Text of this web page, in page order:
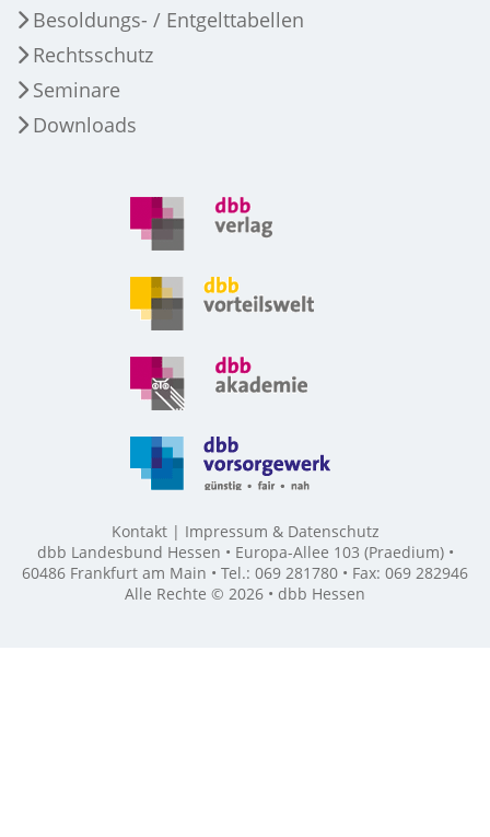
Besoldungs- / Entgelttabellen
Rechtsschutz
Seminare
Downloads
Kontakt
Impressum & Datenschutz
dbb Landesbund Hessen • Europa-Allee 103 (Praedium) •
60486 Frankfurt am Main • Tel.: 069 281780 • Fax: 069 282946
Alle Rechte © 2026 • dbb Hessen